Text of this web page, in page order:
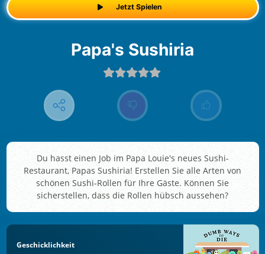
Jetzt Spielen
Papa's Sushiria
Du hasst einen Job im Papa Louie's neues Sushi-
Restaurant, Papas Sushiria! Erstellen Sie alle Arten von
schönen Sushi-Rollen für Ihre Gäste. Können Sie
sicherstellen, dass die Rollen hübsch aussehen?
Geschicklichkeit